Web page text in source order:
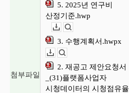
첨부파일
5. 2025년 연구비
산정기준.hwp
3. 수행계획서.hwpx
2. 재공고 제안요청서
_(31)플랫폼사업자
시청데이터의 시청점유율